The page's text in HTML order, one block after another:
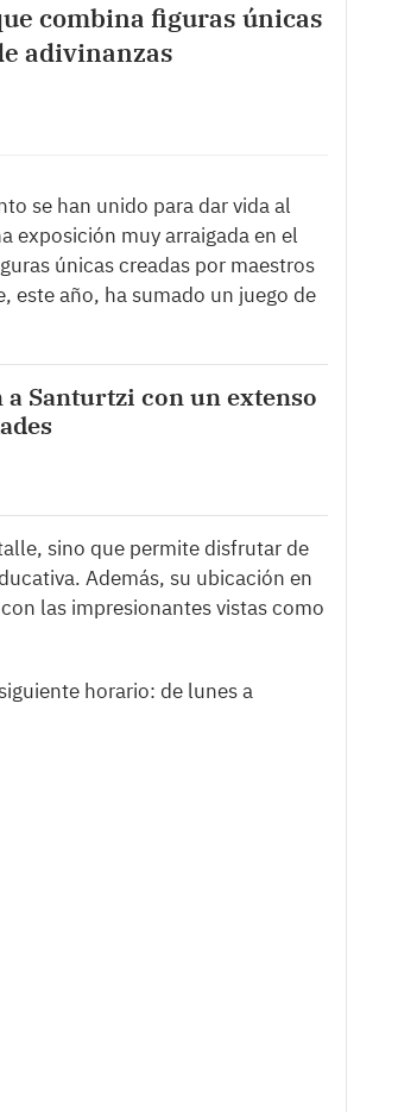
combina figuras únicas
adivinanzas
se han unido para dar vida al
exposición muy arraigada en el
únicas creadas por maestros
este año, ha sumado un juego de
a Santurtzi con un extenso
sino que permite disfrutar de
Además, su ubicación en
las impresionantes vistas como
horario: de lunes a